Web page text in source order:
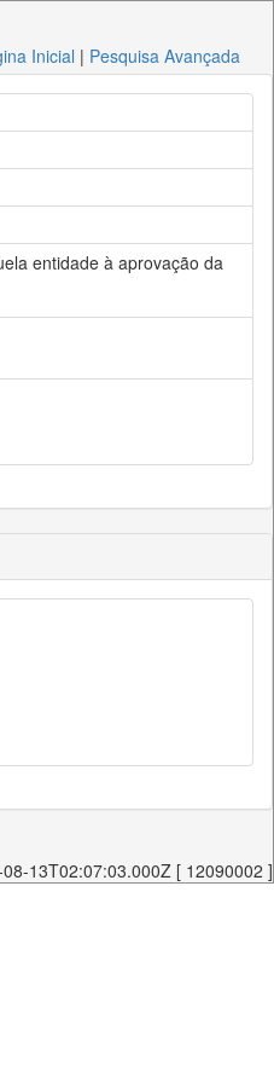
Inicial | Pesquisa Avançada
entidade à aprovação da
13T02:07:03.000Z [ 12090002 ]